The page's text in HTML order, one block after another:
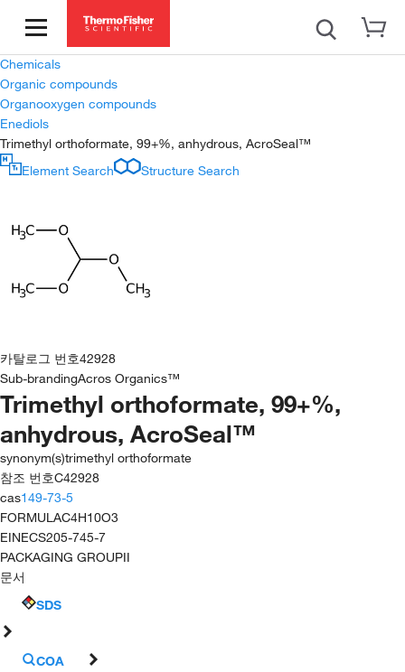
Chemicals
Organic compounds
Organooxygen compounds
Enediols
Trimethyl orthoformate, 99+%, anhydrous, AcroSeal™
Element Search
Structure Search
카탈로그 번호42928
Sub-brandingAcros Organics™
Trimethyl orthoformate, 99+%,
anhydrous, AcroSeal™
synonym(s)trimethyl orthoformate
참조 번호C42928
cas149-73-5
FORMULAC4H10O3
EINECS205-745-7
PACKAGING GROUPII
문서
SDS
COA